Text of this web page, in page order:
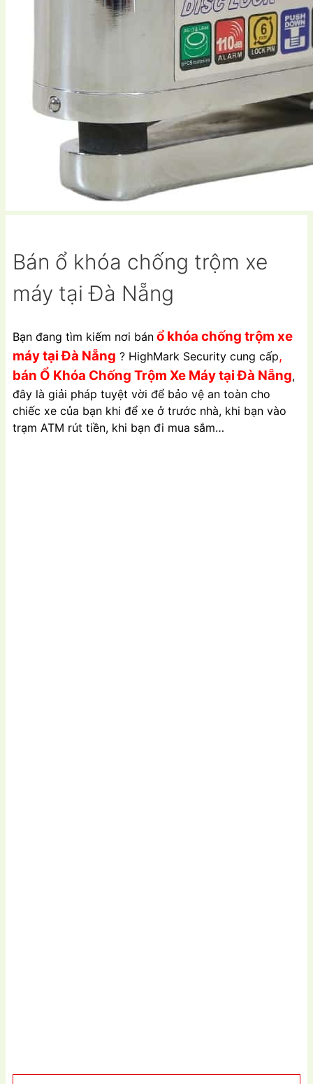
Bán ổ khóa chống trộm xe
máy tại Đà Nẵng
Bạn đang tìm kiếm nơi bán ổ khóa chống trộm xe
máy tại Đà Nẵng ? HighMark Security cung cấp,
bán Ổ Khóa Chống Trộm Xe Máy tại Đà Nẵng,
đây là giải pháp tuyệt vời để bảo vệ an toàn cho
chiếc xe của bạn khi để xe ở trước nhà, khi bạn vào
trạm ATM rút tiền, khi bạn đi mua sắm…